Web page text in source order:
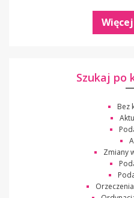
Więcej
Szukaj po
Bez
Zmiany